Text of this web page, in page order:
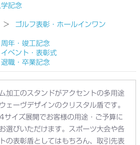
記念
ゴルフ表彰・ホールインワン
周年・竣工記念
イベント・表彰式
退職・卒業記念
加工のスタンドがアクセントの多用途
ェーヴデザインのクリスタル盾です。
サイズ展開でお客様の用途・ご予算に
選びいただけます。スポーツ大会や各
の表彰盾としてはもちろん、取引先表